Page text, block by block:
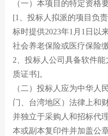
（一）本项目的特定资格
[1、投标人拟派的项目负
标时提供2023年1月1日以
社会养老保险或医疗保险
2、投标人公司具备软件
质证书]。
（二）投标人应为中华人
门、台湾地区）法律上和
并独立于采购人和招标代
本或副本复印件并加盖公章